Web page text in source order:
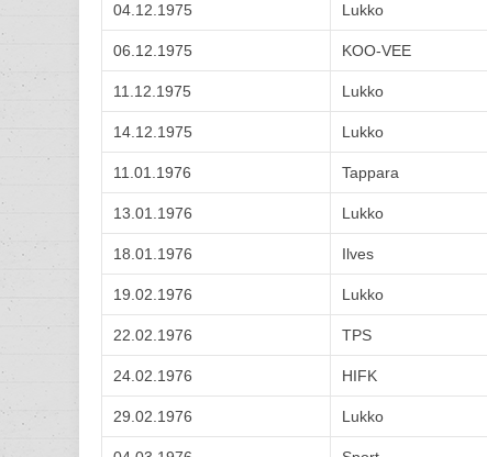
04.12.1975 Lukko
06.12.1975 KOO-VEE
11.12.1975 Lukko
14.12.1975 Lukko
11.01.1976 Tappara
13.01.1976 Lukko
18.01.1976 Ilves
19.02.1976 Lukko
22.02.1976 TPS
24.02.1976 HIFK
29.02.1976 Lukko